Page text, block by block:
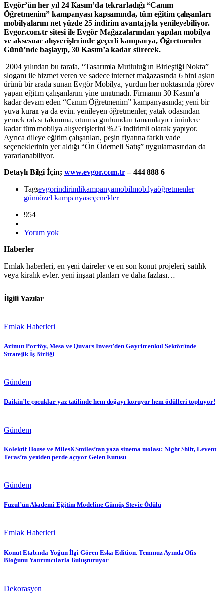
Evgör’ün her yıl 24 Kasım’da tekrarladığı “Canım
Öğretmenim” kampanyası kapsamında, tüm eğitim çalışanları
mobilyalarını net yüzde 25 indirim avantajıyla yenileyebiliyor.
Evgor.com.tr sitesi ile Evgör Mağazalarından yapılan mobilya
ve aksesuar alışverişlerinde geçerli kampanya, Öğretmenler
Günü’nde başlayıp, 30 Kasım’a kadar sürecek.
2004 yılından bu tarafa, “Tasarımla Mutluluğun Birleştiği Nokta”
sloganı ile hizmet veren ve sadece internet mağazasında 6 bini aşkın
ürünü bir arada sunan Evgör Mobilya, yurdun her noktasında görev
yapan eğitim çalışanlarını yine unutmadı. Firmanın 30 Kasım’a
kadar devam eden “Canım Öğretmenim” kampanyasında; yeni bir
yuva kuran ya da evini yenileyen öğretmenler, yatak odasından
yemek odası takımına, oturma grubundan tamamlayıcı ürünlere
kadar tüm mobilya alışverişlerini %25 indirimli olarak yapıyor.
Ayrıca dileye eğitim çalışanları, peşin fiyatına farklı vade
seçeneklerinin yer aldığı “Ön Ödemeli Satış” uygulamasından da
yararlanabiliyor.
Detaylı Bilgi İçin; www.evgor.com.tr– 444 888 6
Tagsevgorindirimlikampanyamobilmobilyaöğretmenler
günüözel kampanyaseçenekler
954
Yorum yok
Haberler
Emlak haberleri, en yeni daireler ve en son konut projeleri, satılık
veya kiralık evler, yeni inşaat planları ve daha fazlası…
İlgili Yazılar
Emlak Haberleri
Azimut Portföy, Mesa ve Quvars Invest’den Gayrimenkul Sektöründe
Stratejik İş Birliği
Gündem
Daikin’le çocuklar yaz tatilinde hem doğayı koruyor hem ödülleri topluyor!
Gündem
Kolektif House ve Miles&Smiles’tan yaza sinema molası: Night Shift, Levent
Teras’ta yeniden perde açıyor Gelen Kutusu
Gündem
Fuzul’ün Akademi Eğitim Modeline Gümüş Stevie Ödülü
Emlak Haberleri
Konut Etabında Yoğun İlgi Gören Eska Edition, Temmuz Ayında Ofis
Bloğunu Yatırımcılarla Buluşturuyor
Dekorasyon